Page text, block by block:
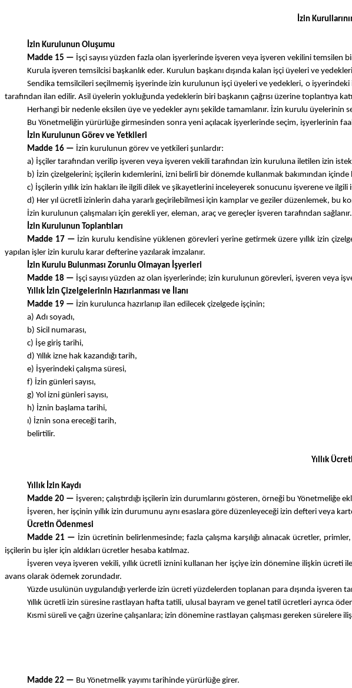
İzin
İzin Kurulunun Oluşumu
Madde 15 — İşçi sayısı yüzden fazla olan işyerlerinde işveren veya işveren vekilini
Kurula işveren temsilcisi başkanlık eder. Kurulun başkanı dışında kalan işçi üyeleri ve
Sendika temsilcileri seçilmemiş işyerinde izin kurulunun işçi üyeleri ve yedekleri, o işyerindeki
tarafından ilan edilir. Asil üyelerin yokluğunda yedeklerin biri başkanın çağrısı üzerine toplantıya
Herhangi bir nedenle eksilen üye ve yedekler aynı şekilde tamamlanır. İzin kurulu üyelerinin
Bu Yönetmeliğin yürürlüğe girmesinden sonra yeni açılacak işyerlerinde seçim, işyerlerinin
İzin Kurulunun Görev ve Yetkileri
Madde 16 — İzin kurulunun görev ve yetkileri şunlardır:
a) İşçiler tarafından verilip işveren veya işveren vekili tarafından izin kuruluna iletilen izin
b) İzin çizelgelerini; işçilerin kıdemlerini, izni belirli bir dönemde kullanmak bakımından
c) İşçilerin yıllık izin hakları ile ilgili dilek ve şikayetlerini inceleyerek sonucunu işverene ve ilgili
d) Her yıl ücretli izinlerin daha yararlı geçirilebilmesi için kamplar ve geziler düzenlemek, bu
İzin kurulunun çalışmaları için gerekli yer, eleman, araç ve gereçler işveren tarafından sağlanır.
İzin Kurulunun Toplantıları
Madde 17 — İzin kurulu kendisine yüklenen görevleri yerine getirmek üzere yıllık izin
yapılan işler izin kurulu karar defterine yazılarak imzalanır.
İzin Kurulu Bulunması Zorunlu Olmayan İşyerleri
Madde 18 — İşçi sayısı yüzden az olan işyerlerinde; izin kurulunun görevleri, işveren veya
Yıllık İzin Çizelgelerinin Hazırlanması ve İlanı
Madde 19 — İzin kurulunca hazırlanıp ilan edilecek çizelgede işçinin;
a) Adı soyadı,
b) Sicil numarası,
c) İşe giriş tarihi,
d) Yıllık izne hak kazandığı tarih,
e) İşyerindeki çalışma süresi,
f) İzin günleri sayısı,
g) Yol izni günleri sayısı,
h) İznin başlama tarihi,
ı) İznin sona ereceği tarih,
belirtilir.
Yıllık
Yıllık İzin Kaydı
Madde 20 — İşveren; çalıştırdığı işçilerin izin durumlarını gösteren, örneği bu Yönetmeliğe
İşveren, her işçinin yıllık izin durumunu aynı esaslara göre düzenleyeceği izin defteri veya
Ücretin Ödenmesi
Madde 21 — İzin ücretinin belirlenmesinde; fazla çalışma karşılığı alınacak ücretler,
işçilerin bu işler için aldıkları ücretler hesaba katılmaz.
İşveren veya işveren vekili, yıllık ücretli iznini kullanan her işçiye izin dönemine ilişkin
avans olarak ödemek zorundadır.
Yüzde usulünün uygulandığı yerlerde izin ücreti yüzdelerden toplanan para dışında işveren
Yıllık ücretli izin süresine rastlayan hafta tatili, ulusal bayram ve genel tatil ücretleri ayrıca
Kısmi süreli ve çağrı üzerine çalışanlara; izin dönemine rastlayan çalışması gereken sürelere
Madde 22 — Bu Yönetmelik yayımı tarihinde yürürlüğe girer.